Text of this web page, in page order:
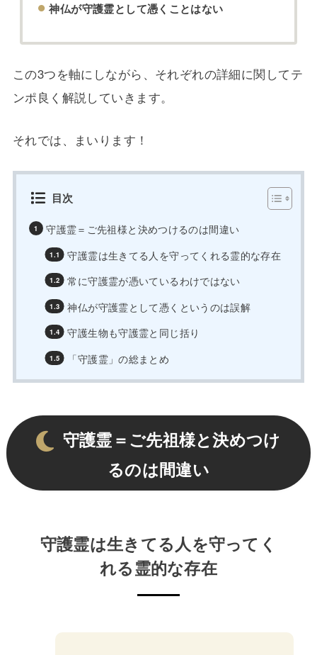
神仏が守護霊として憑くことはない
この3つを軸にしながら、それぞれの詳細に関してテ
ンポ良く解説していきます。
それでは、まいります！
目次
守護霊＝ご先祖様と決めつけるのは間違い
守護霊は生きてる人を守ってくれる霊的な存在
常に守護霊が憑いているわけではない
神仏が守護霊として憑くというのは誤解
守護生物も守護霊と同じ括り
「守護霊」の総まとめ
守護霊＝ご先祖様と決めつけ
るのは間違い
守護霊は生きてる人を守ってく
れる霊的な存在